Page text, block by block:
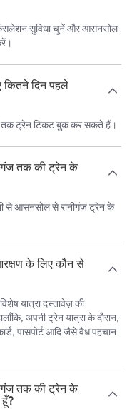
सुविधा चुनें और आसनसोल
दिन पहले
ट्रेन टिकट बुक कर सकते हैं।
तक की ट्रेन के
से आसनसोल से रानीगंज ट्रेन के
के लिए कौन से
यात्रा दस्तावेज़ की
अपनी ट्रेन यात्रा के दौरान,
पासपोर्ट आदि जैसे वैध पहचान
तक की ट्रेन के